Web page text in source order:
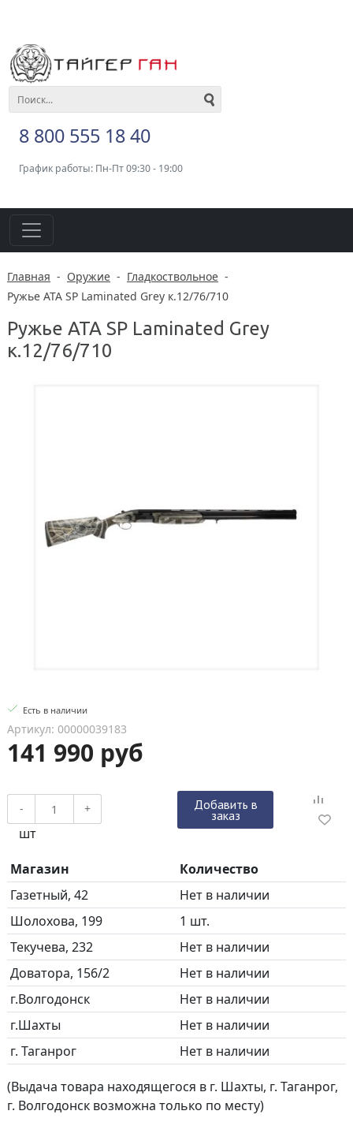
8 800 555 18 40
График работы: Пн-Пт 09:30 - 19:00
Главная - Оружие - Гладкоствольное -
Ружье ATA SP Laminated Grey к.12/76/710
Ружье ATA SP Laminated Grey
к.12/76/710
Есть в наличии
Артикул: 00000039183
141 990 руб
- +
шт
Добавить в
заказ
Магазин
Количество
Газетный, 42
Нет в наличии
Шолохова, 199
1 шт.
Текучева, 232
Нет в наличии
Доватора, 156/2
Нет в наличии
г.Волгодонск
Нет в наличии
г.Шахты
Нет в наличии
г. Таганрог
Нет в наличии
(Выдача товара находящегося в г. Шахты, г. Таганрог,
г. Волгодонск возможна только по месту)